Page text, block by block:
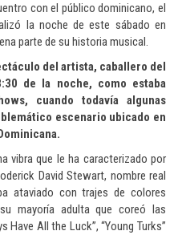
con el público dominicano, el
la noche de este sábado en
parte de su historia musical.
del artista, caballero del
de la noche, como estaba
cuando todavía algunas
escenario ubicado en
vibra que le ha caracterizado por
David Stewart, nombre real
ataviado con trajes de colores
mayoría adulta que coreó las
All the Luck”, “Young Turks”